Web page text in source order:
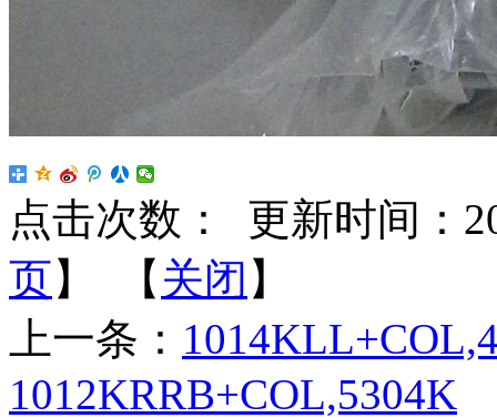
点击次数：
更新时间：
页】 【 关闭 】
上一条：
1012KRRB+COL,5304K